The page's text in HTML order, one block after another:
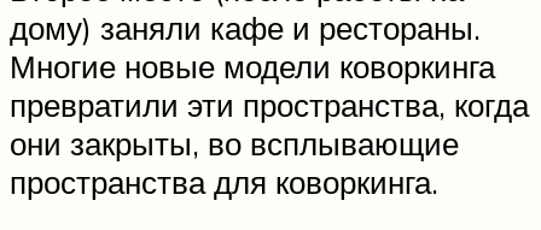
дому) заняли кафе и рестораны.
Многие новые модели коворкинга
превратили эти пространства, когда
они закрыты, во всплывающие
пространства для коворкинга.